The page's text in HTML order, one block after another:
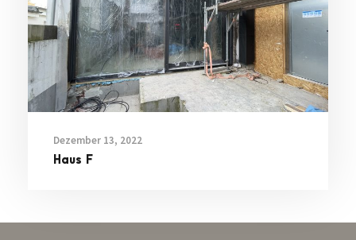
Dezember 13, 2022
Haus F